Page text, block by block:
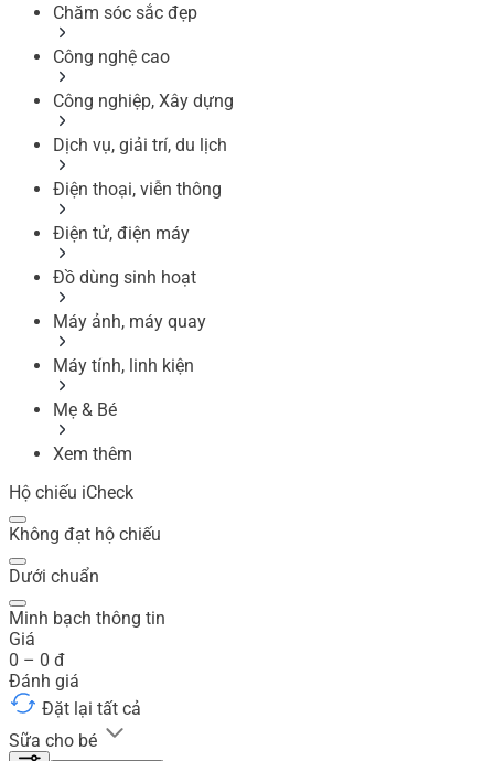
Chăm sóc sắc đẹp
Công nghệ cao
Công nghiệp, Xây dựng
Dịch vụ, giải trí, du lịch
Điện thoại, viễn thông
Điện tử, điện máy
Đồ dùng sinh hoạt
Máy ảnh, máy quay
Máy tính, linh kiện
Mẹ & Bé
Xem thêm
Hộ chiếu iCheck
Không đạt hộ chiếu
Dưới chuẩn
Minh bạch thông tin
Giá
0 – 0 đ
Đánh giá
Đặt lại tất cả
Sữa cho bé